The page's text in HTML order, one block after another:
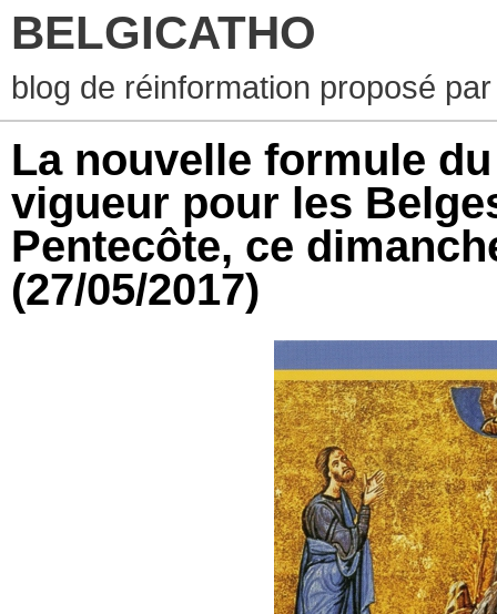
BELGICATHO
blog de réinformation proposé
La nouvelle formule
vigueur pour les
Pentecôte, ce
(27/05/2017)